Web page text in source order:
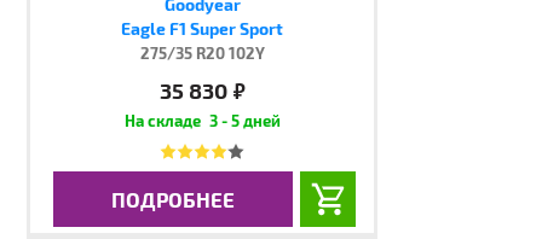
Eagle F1 Super Sport
275/35 R20 102Y
35 830 руб.
3 - 5 дней
ПОДРОБНЕЕ